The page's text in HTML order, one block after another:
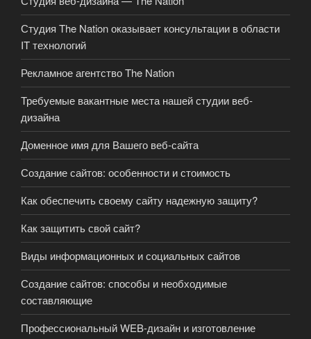
Студия The Nation оказывает консультации в области
IT технологий
Рекламное агентство The Nation
Требуемые вакантные места нашей студии веб-
дизайна
Доменное имя для Вашего веб-сайта
Создание сайтов: особенности и стоимость
Как обеспечить своему сайту надежную защиту?
Как защитить свой сайт?
Виды информационных и социальных сайтов
Создание сайтов: способы и необходимые
составляющие
Профессиональный WEB-дизайн и изготовление